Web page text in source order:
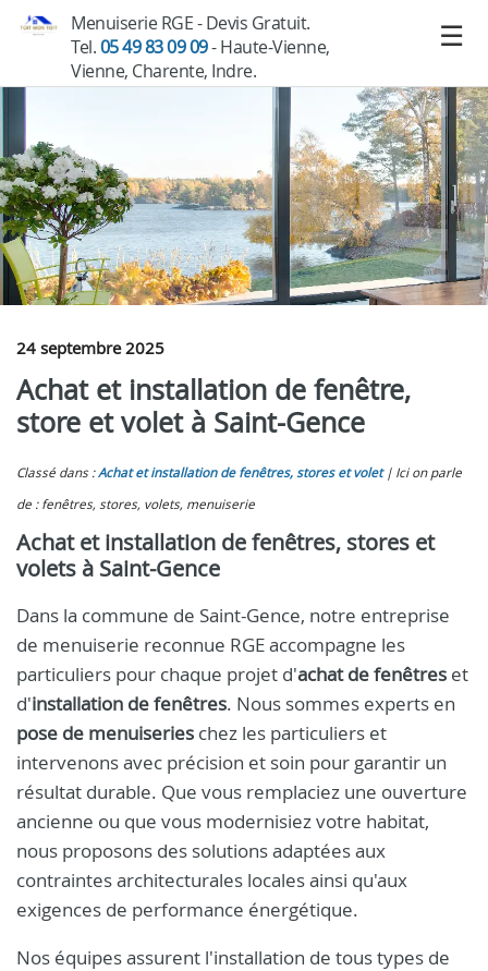
Menuiserie RGE - Devis Gratuit.
Tel.05 49 83 09 09- Haute-Vienne,
Vienne, Charente, Indre.
24 septembre 2025
Achat et installation de fenêtre,
store et volet à Saint-Gence
Classé dans :Achat et installation de fenêtres, stores et volet
Ici on parle
de : fenêtres, stores, volets, menuiserie
Achat et installation de fenêtres, stores et
volets à Saint-Gence
Dans la commune de Saint-Gence, notre entreprise
de menuiserie reconnue RGE accompagne les
particuliers pour chaque projet d'achat de fenêtres et
d'installation de fenêtres. Nous sommes experts en
pose de menuiseries chez les particuliers et
intervenons avec précision et soin pour garantir un
résultat durable. Que vous remplaciez une ouverture
ancienne ou que vous modernisiez votre habitat,
nous proposons des solutions adaptées aux
contraintes architecturales locales ainsi qu'aux
exigences de performance énergétique.
Nos équipes assurent l'installation de tous types de